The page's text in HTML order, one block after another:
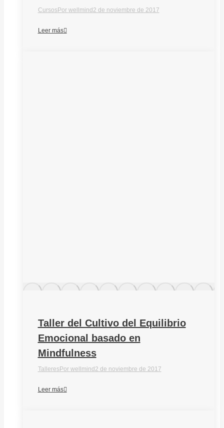
CursosPor wellmind2 de noviembre de 2017
Leer más
Taller del Cultivo del Equilibrio
Emocional basado en
Mindfulness
TalleresPor wellmind2 de noviembre de 2017
Leer más